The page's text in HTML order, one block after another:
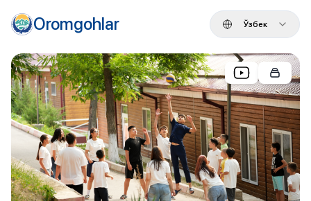
Oromgohlar Ўзбек